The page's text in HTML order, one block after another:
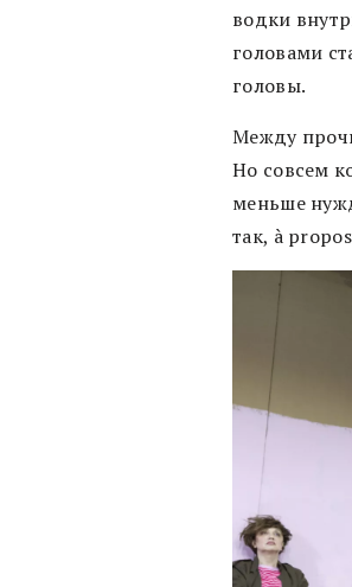
водки
головами
головы.
Между
Но совсем
меньше
так, à